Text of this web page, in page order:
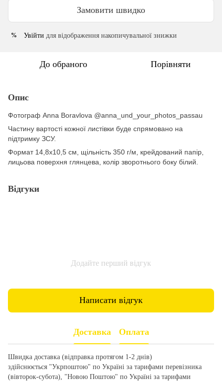
Замовити швидко
% Увійти для відображення накопичувальної знижки
До обраного Порівняти
Опис
Фотограф Anna Boravlova @anna_und_your_photos_passau
Частину вартості кожної листівки буде спрямовано на
підтримку ЗСУ.
Формат 14,8х10,5 см, щільність 350 г/м, крейдований папір,
лицьова поверхня глянцева, колір зворотнього боку білий.
Відгуки
Додайте перший відгук
Написати відгук
Доставка Оплата
Швидка доставка (відправка протягом 1-2 днів)
здійснюється "Укрпоштою" по Україні за тарифами перевізника
(вівторок-субота), "Новою Поштою" по Україні за тарифами